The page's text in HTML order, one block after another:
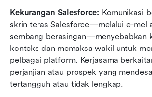
Kekurangan Salesforce: Komunikasi
skrin teras Salesforce—melalui e-mel
sembang berasingan—menyebabkan
konteks dan memaksa wakil untuk
pelbagai platform. Kerjasama
perjanjian atau prospek yang
tertangguh atau tidak lengkap.